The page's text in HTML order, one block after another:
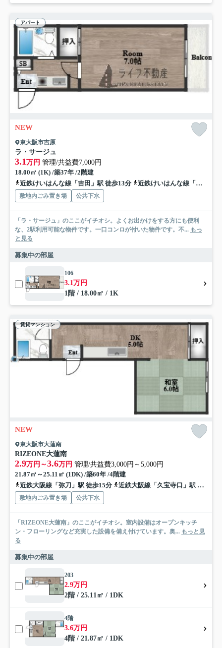
アパート
NEW
東大阪市吉原
ラ・サージュ
3.1万円 管理/共益費7,000円
18.00㎡ (1K) /築37年 /2階建
近鉄けいはんな線「吉田」駅 徒歩13分
近鉄けいはんな線「荒本」駅 徒歩22分
敷地内ごみ置き場 公共下水
「ラ・サージュ」のここがイチオシ。よくお出かけをする方にも便利
な、2駅利用可能な物件です。一口コンロが付いた物件です。不... もっ
と見る
募集中の部屋
106
3.1万円
1階 / 18.00㎡ / 1K
賃貸マンション
NEW
東大阪市大蓮南
RIZEONE大蓮南
2.9万円～3.6万円 管理/共益費3,000円～5,000円
21.87㎡～25.11㎡ (1DK) /築60年 /4階建
近鉄大阪線「弥刀」駅 徒歩15分
近鉄大阪線「久宝寺口」駅 徒歩15分
敷地内ごみ置き場 公共下水
「RIZEONE大蓮南」のここがイチオシ。室内設備はオープンキッチ
ン・フローリングなど充実した設備を備え付けています。奥... もっと見
る
募集中の部屋
203
2.9万円
2階 / 25.11㎡ / 1DK
4階
3.6万円
4階 / 21.87㎡ / 1DK